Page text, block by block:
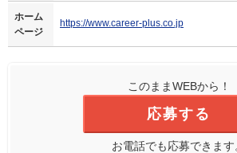
ホーム
ページ
https://www.career-plus.co.jp
このままWEBから！
応募する
お電話でも応募できます